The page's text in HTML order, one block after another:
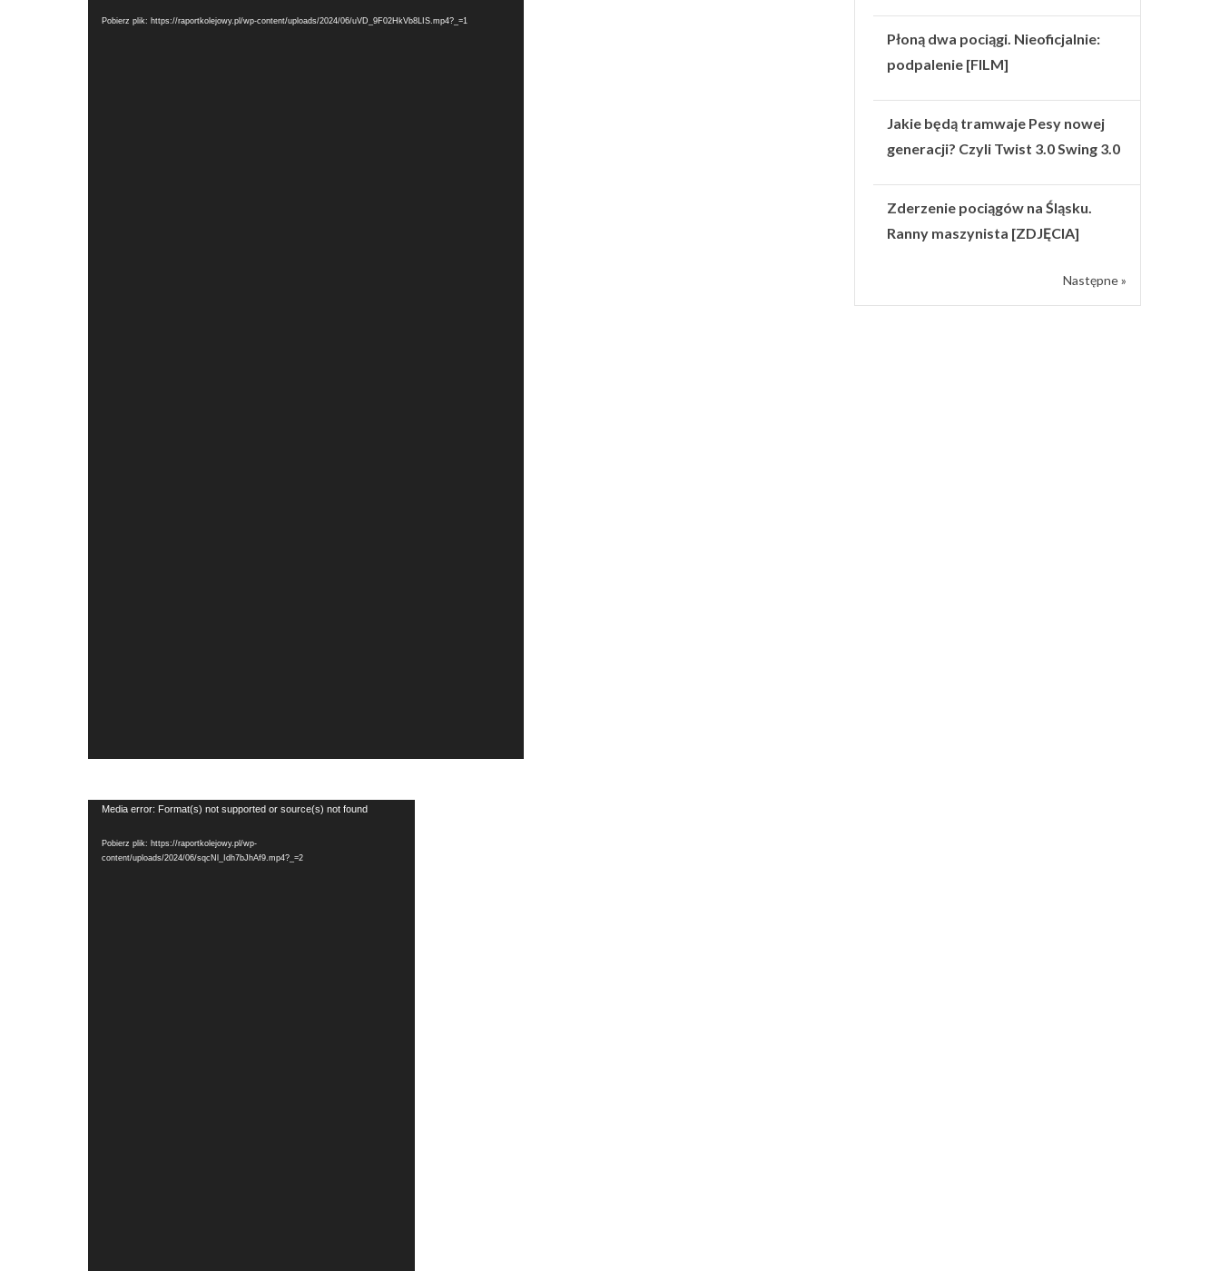
Pobierz plik: https://raportkolejowy.pl/wp-content/uploads/2024/06/uVD_9F02HkVb8LIS.mp4?_=1
Odtwarzacz
Media error: Format(s) not supported or source(s) not found
Pobierz plik: https://raportkolejowy.pl/wp-
content/uploads/2024/06/sqcNl_Idh7bJhAf9.mp4?_=2
Płoną dwa pociągi. Nieoficjalnie:
podpalenie [FILM]
Jakie będą tramwaje Pesy nowej
generacji? Czyli Twist 3.0 Swing 3.0
Zderzenie pociągów na Śląsku.
Ranny maszynista [ZDJĘCIA]
Następne »